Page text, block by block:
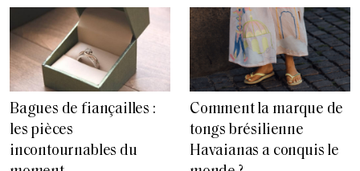
Bagues de fiançailles :
les pièces
incontournables du
Comment la marque de
tongs brésilienne
Havaianas a conquis le